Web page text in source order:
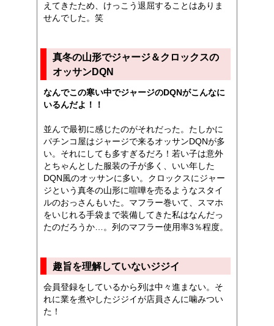
えてきたため、けっこう退屈することはありま
せんでした。笑
真冬の山形でジャージ＆クロックスの
オッサンDQN
なんでこの寒い中でジャージのDQNがこんなに
いるんだよ！！
並んで最初に感じたのがそれだった。たしかに
パチンコ屋はジャージで来るオッサンDQNが多
い。それにしても多すぎるだろ！若い子は意外
とちゃんとした服装の子が多く、いい年した
DQN風のオッサンに多い。クロックスにジャー
ジという真冬の山形に喧嘩を売るようなスタイ
ルのおっさんもいた。マフラー巻いて、スマホ
をいじれる手袋まで装備してきた私はなんだっ
たのだろうか…。列のマフラー使用率3％程度。
趣旨を理解していないジジイ
会員登録をしているから列は中々進まない。そ
れに業を煮やしたジジイが店員さんに噛みつい
た！